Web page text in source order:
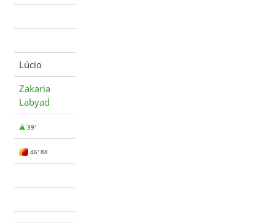
Lúcio
Zakaria
Labyad
39'
46' 88